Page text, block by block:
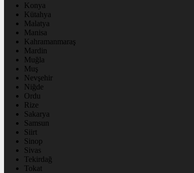
Konya
Kütahya
Malatya
Manisa
Kahramanmaraş
Mardin
Muğla
Muş
Nevşehir
Niğde
Ordu
Rize
Sakarya
Samsun
Siirt
Sinop
Sivas
Tekirdağ
Tokat